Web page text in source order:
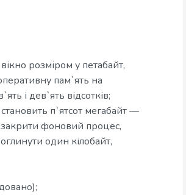
розміром у петабайт,
пам`ять на
і дев`ять відсотків;
п`ятсот мегабайт —
фоновий процес,
один кілобайт,